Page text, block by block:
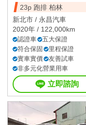
23p 跑排 柏林
新北市 / 永昌汽車
2020年 / 122,000km
認證車
五大保證
符合保固
里程保證
實車實價
友善試車
非多元化營業用車
立即諮詢